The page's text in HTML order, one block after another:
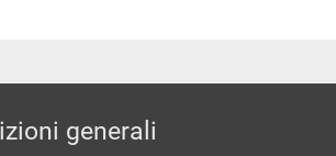
generali